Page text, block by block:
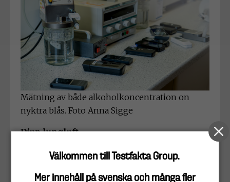
Mätning av både alkoholkoncentration on
nyktra blås. Foto Anna Sigge
Djup lungluft
provet tas mäts. För ett tillförlitligt resultat bör
provet inte tas förrän efter minst 1,2 liter luft.
Välkommen till Testfakta Group.
Mer innehåll på svenska och många fler